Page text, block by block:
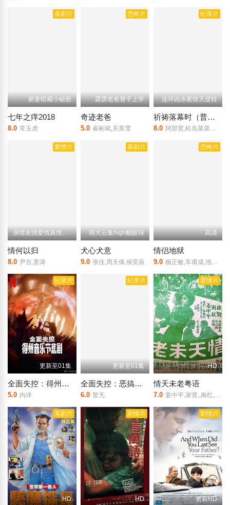
喜剧片
娇妻暗藏小秘密
七年之痒2018
8.0 常玉虎
恐怖片
霹雳老爸替子上学
奇迹老爸
5.0 崔彬斌,关英雪
纪录片
连环凶杀案惊天逆转
祈祷落幕时（普通话）
8.0 阿部宽,松岛菜菜子,沟端淳平,田中丽奈
爱情片
亲情友情爱情真情可贵
情何以归
8.0 尹吉,姜涛
喜剧片
萌犬云集high翻眼球
犬心犬意
9.0 张佳,周天保,侯奕辰
恐怖片
高清
情侣地狱
9.0 杨正敏,车甫成,池妍珠
纪录片
更新至01集
全面失控：得州音乐节悲剧
5.0 内详
纪录片
更新至01集
全面失控：恶搞市长
6.0 暂无
爱情片
HD
情天未老粤语
7.0 姜中平,谢贤,,南红,,李月清
喜剧片
HD
剧情片
HD
剧情片
更新HD